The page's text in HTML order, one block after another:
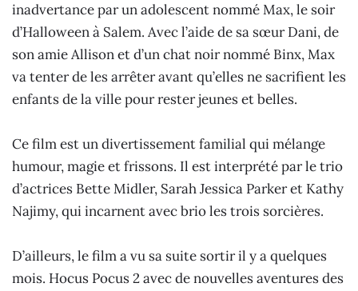
inadvertance par un adolescent nommé Max, le soir
d’Halloween à Salem. Avec l’aide de sa sœur Dani, de
son amie Allison et d’un chat noir nommé Binx, Max
va tenter de les arrêter avant qu’elles ne sacrifient les
enfants de la ville pour rester jeunes et belles.
Ce film est un divertissement familial qui mélange
humour, magie et frissons. Il est interprété par le trio
d’actrices Bette Midler, Sarah Jessica Parker et Kathy
Najimy, qui incarnent avec brio les trois sorcières.
D’ailleurs, le film a vu sa suite sortir il y a quelques
mois. Hocus Pocus 2 avec de nouvelles aventures des